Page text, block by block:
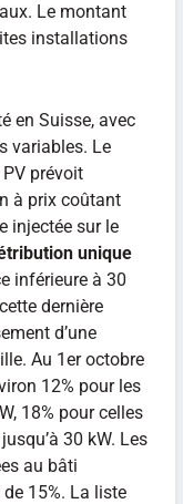
Le montant
installations
en Suisse, avec
variables. Le
prévoit
à prix coûtant
injectée sur le
unique
inférieure à 30
dernière
d’une
Au 1er octobre
12% pour les
18% pour celles
30 kW. Les
au bâti
15%. La liste